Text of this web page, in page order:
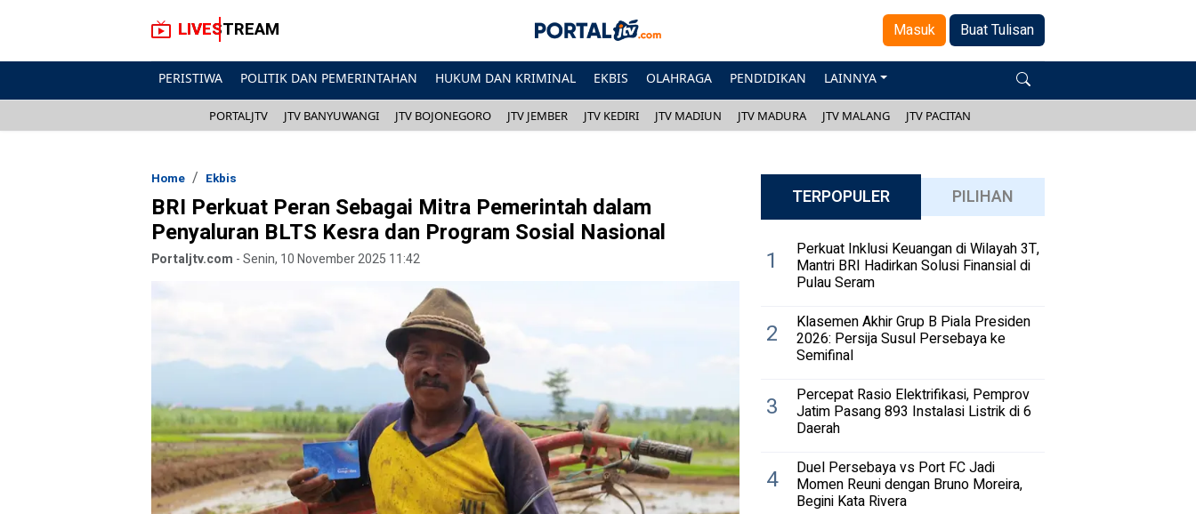
LIVESTREAM Masuk Buat Tulisan
PERISTIWA POLITIK DAN PEMERINTAHAN HUKUM DAN KRIMINAL EKBIS OLAHRAGA PENDIDIKAN LAINNYA
PORTALJTV JTV BANYUWANGI JTV BOJONEGORO JTV JEMBER JTV KEDIRI JTV MADIUN JTV MADURA JTV MALANG JTV PACITAN
Home Ekbis
BRI Perkuat Peran Sebagai Mitra Pemerintah dalam
Penyaluran BLTS Kesra dan Program Sosial Nasional
Portaljtv.com -Senin, 10 November 2025 11:42
TERPOPULER PILIHAN
1 Perkuat Inklusi Keuangan di Wilayah 3T,
Mantri BRI Hadirkan Solusi Finansial di
Pulau Seram
2 Klasemen Akhir Grup B Piala Presiden
2026: Persija Susul Persebaya ke
Semifinal
3 Percepat Rasio Elektrifikasi, Pemprov
Jatim Pasang 893 Instalasi Listrik di 6
Daerah
4 Duel Persebaya vs Port FC Jadi
Momen Reuni dengan Bruno Moreira,
Begini Kata Rivera